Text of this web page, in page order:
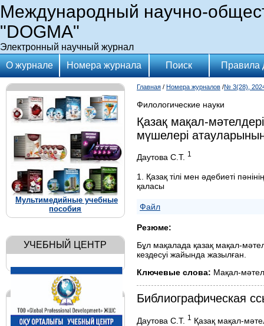
Международный научно-
"DOGMA"
Электронный научный журнал
О журнале
Номера журнала Поиск Правила
Мультимедийные учебные
пособия
УЧЕБНЫЙ ЦЕНТР
Главная / Номера журналов /№ 3(28),
Филологические науки
Қазақ мақал-
мүшелері атауларының
Даутова С.Т. 1
1. Қазақ тілі мен әдебиеті
қаласы
Файл
Резюме:
Бұл мақалада қазақ мақал-
кездесуі жайында жазылған.
Ключевые слова: Мақал-
Библиографическая
Даутова С.Т. 1
Қазақ мақал-